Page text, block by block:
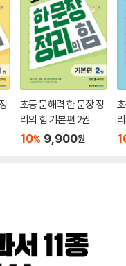
초등 문해력 한 문장 정
리의 힘 기본편 2권
10% 9,900원